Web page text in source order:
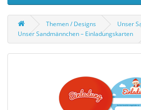
Themen / Designs
Unser
Unser Sandmännchen – Einladungskarten